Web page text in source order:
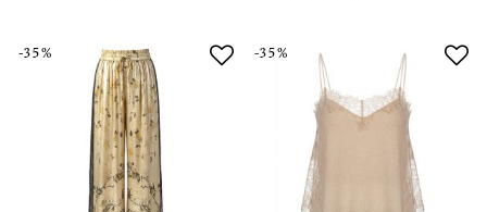
-35% -35%